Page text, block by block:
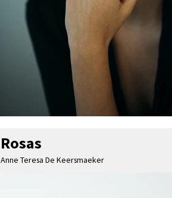
Rosas
Anne Teresa De Keersmaeker